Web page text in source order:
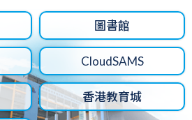
圖書館
CloudSAMS
香港教育城